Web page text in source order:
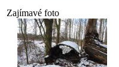
Zajímavé foto